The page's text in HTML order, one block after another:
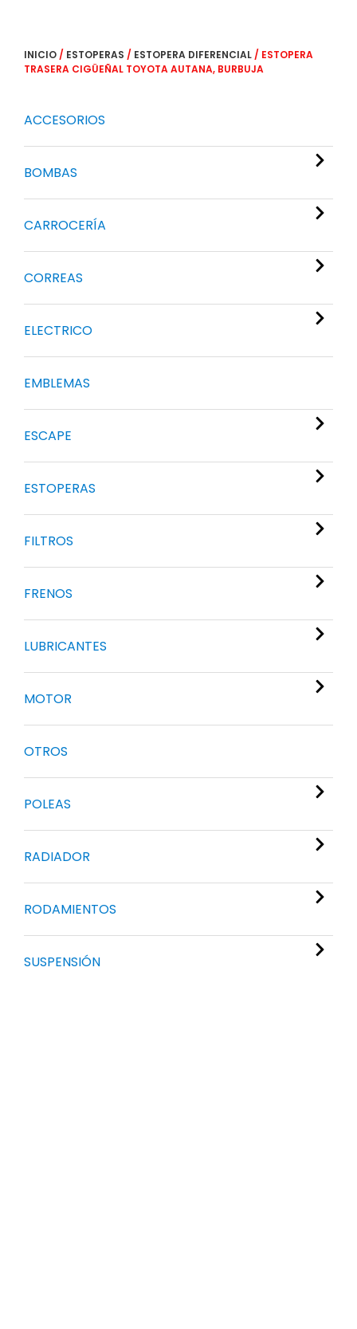
INICIO / ESTOPERAS / ESTOPERA DIFERENCIAL / ESTOPERA
TRASERA CIGÜEÑAL TOYOTA AUTANA, BURBUJA
ACCESORIOS
BOMBAS
CARROCERÍA
CORREAS
ELECTRICO
EMBLEMAS
ESCAPE
ESTOPERAS
FILTROS
FRENOS
LUBRICANTES
MOTOR
OTROS
POLEAS
RADIADOR
RODAMIENTOS
SUSPENSIÓN